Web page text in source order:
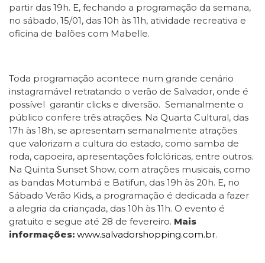
partir das 19h. E, fechando a programação da semana,
no sábado, 15/01, das 10h às 11h, atividade recreativa e
oficina de balões com Mabelle.
Toda programação acontece num grande cenário
instagramável retratando o verão de Salvador, onde é
possível garantir clicks e diversão. Semanalmente o
público confere três atrações. Na Quarta Cultural, das
17h às 18h, se apresentam semanalmente atrações
que valorizam a cultura do estado, como samba de
roda, capoeira, apresentações folclóricas, entre outros.
Na Quinta Sunset Show, com atrações musicais, como
as bandas Motumbá e Batifun, das 19h às 20h. E, no
Sábado Verão Kids, a programação é dedicada a fazer
a alegria da criançada, das 10h às 11h. O evento é
gratuito e segue até 28 de fevereiro. Mais
informações: www.salvadorshopping.com.br.